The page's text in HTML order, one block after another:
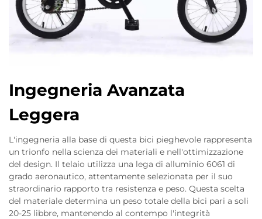
Ingegneria Avanzata
Leggera
L'ingegneria alla base di questa bici pieghevole rappresenta
un trionfo nella scienza dei materiali e nell'ottimizzazione
del design. Il telaio utilizza una lega di alluminio 6061 di
grado aeronautico, attentamente selezionata per il suo
straordinario rapporto tra resistenza e peso. Questa scelta
del materiale determina un peso totale della bici pari a soli
20-25 libbre, mantenendo al contempo l'integrità